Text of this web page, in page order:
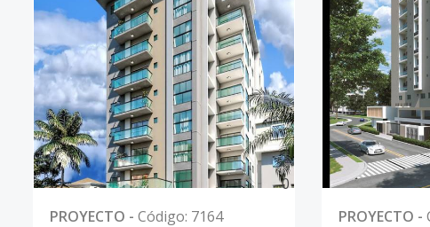
0
PROYECTO - Código: 7164 PROYECTO -